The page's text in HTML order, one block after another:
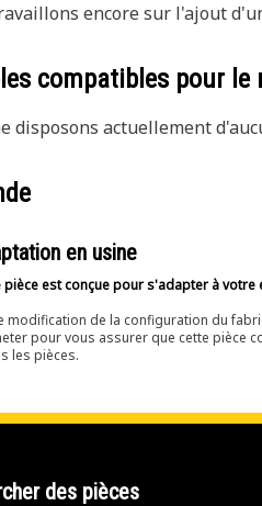
encore sur l'ajout
compatibles pour le
disposons actuellement
en usine
pièce est conçue pour s'adapter à
modification de la configuration du
pour vous assurer que cette pièce
les pièces.
des pièces